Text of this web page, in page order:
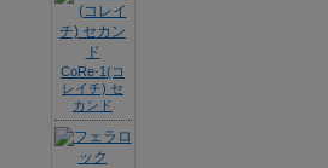
CoRe-1(コ
レイチ) セ
カンド